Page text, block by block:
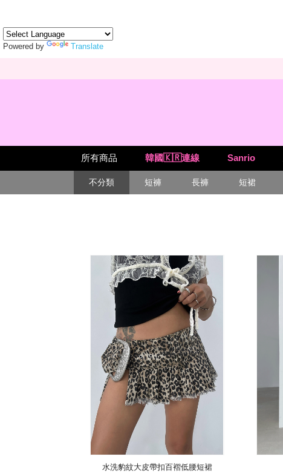
Powered by Translate
所有商品 韓國🇰🇷連線 Sanrio
不分類 短褲 長褲 短裙
水洗豹紋大皮帶扣百褶低腰短裙